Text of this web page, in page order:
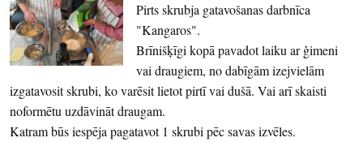
Pirts skrubja gatavošanas darbnīca
"Kangaros".
Brīnišķīgi kopā pavadot laiku ar ģimeni
vai draugiem, no dabīgām izejvielām
izgatavosit skrubi, ko varēsit lietot pirtī vai dušā. Vai arī skaisti
noformētu uzdāvināt draugam.
Katram būs iespēja pagatavot 1 skrubi pēc savas izvēles.